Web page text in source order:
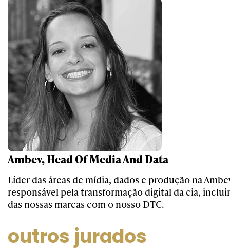
Ambev, Head Of Media And Data
Líder das áreas de mídia, dados e produção na
responsável pela transformação digital da cia,
das nossas marcas com o nosso DTC.
outros jurados